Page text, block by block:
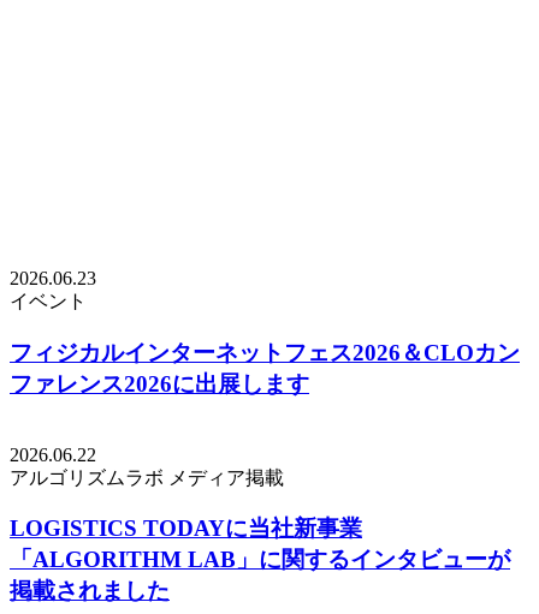
2026.06.23
イベント
フィジカルインターネットフェス2026＆CLOカン
ファレンス2026に出展します
2026.06.22
アルゴリズムラボ メディア掲載
LOGISTICS TODAYに当社新事業
「ALGORITHM LAB」に関するインタビューが
掲載されました